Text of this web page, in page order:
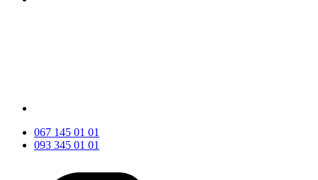
067 145 01 01
093 345 01 01